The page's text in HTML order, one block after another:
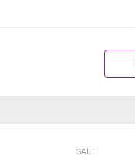
SALE